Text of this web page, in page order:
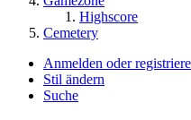
Highscore
Cemetery
Anmelden oder
Stil ändern
Suche